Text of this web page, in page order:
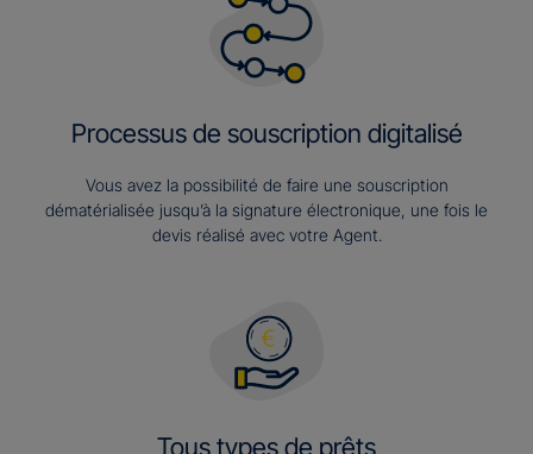
Processus de souscription digitalisé
Vous avez la possibilité de faire une souscription
dématérialisée jusqu’à la signature électronique, une fois le
devis réalisé avec votre Agent.
Tous types de prêts